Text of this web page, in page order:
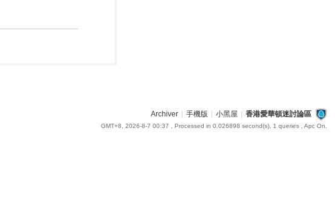
Archiver 手機版 小黑屋 香港愛華頓迷討論區
GMT+8, 2026-8-7 00:37 , Processed in 0.026898 second(s), 1 queries , Apc On.